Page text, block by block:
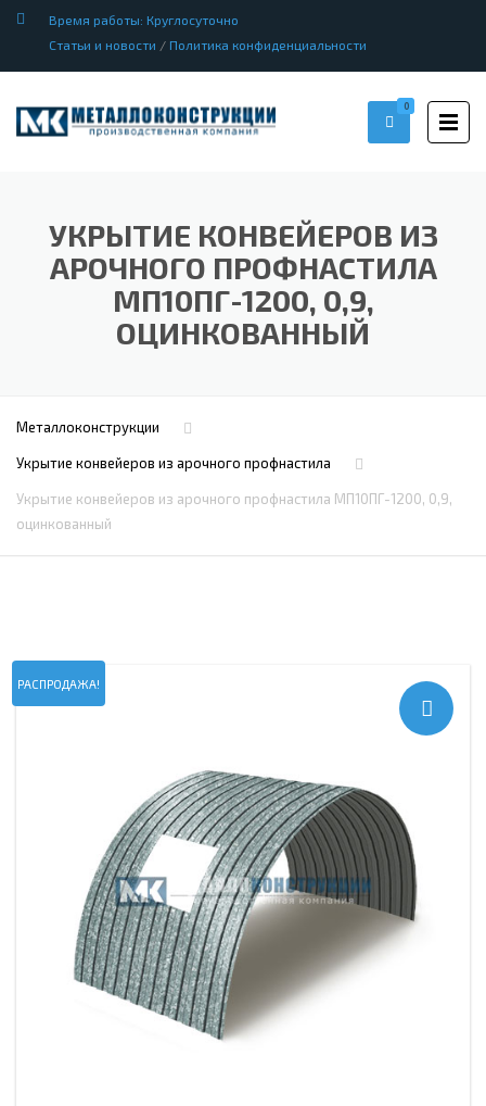
Время работы: Круглосуточно
Статьи и новости / Политика конфиденциальности
0
УКРЫТИЕ КОНВЕЙЕРОВ ИЗ
АРОЧНОГО ПРОФНАСТИЛА
МП10ПГ-1200, 0,9,
ОЦИНКОВАННЫЙ
Металлоконструкции
Укрытие конвейеров из арочного профнастила
Укрытие конвейеров из арочного профнастила МП10ПГ-1200, 0,9,
оцинкованный
РАСПРОДАЖА!